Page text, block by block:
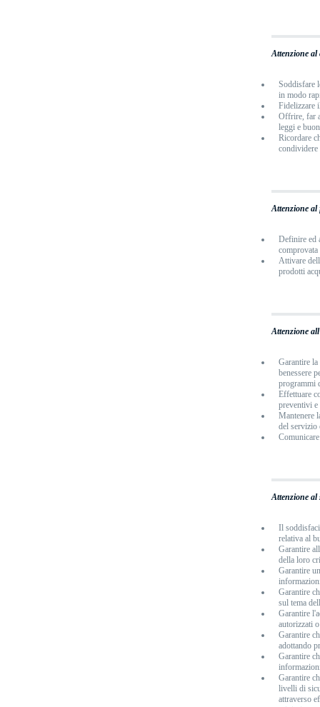
Attenzione al
Soddisfare
in modo
Fidelizzare
Offrire, far
leggi e
Ricordare
condividere
Attenzione
Definire ed
Attivare
prodotti
Attenzione
Garantire la
benessere
programmi
Effettuare
preventivi
Mantenere
del servizio
Attenzione al
Il
relativa al
Garantire
della loro
Garantire
Garantire
sul tema
Garantire
autorizzati
Garantire
adottando
Garantire
Garantire
livelli di
attraverso